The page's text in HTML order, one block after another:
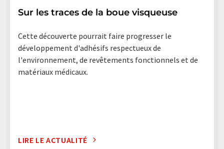
Sur les traces de la boue visqueuse
Cette découverte pourrait faire progresser le
développement d'adhésifs respectueux de
l'environnement, de revêtements fonctionnels et de
matériaux médicaux.
LIRE LE ACTUALITÉ